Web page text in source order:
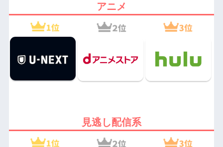
アニメ
見逃し配信系